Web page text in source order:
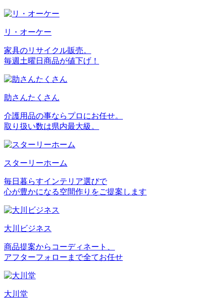
リ・オーケー
家具のリサイクル販売。
毎週土曜日商品が値下げ！
助さんたくさん
介護用品の事ならプロにお任せ。
取り扱い数は県内最大級。
スターリーホーム
毎日暮らすインテリア選びで
心が豊かになる空間作りをご提案します
大川ビジネス
商品提案からコーディネート、
アフターフォローまで全てお任せ
大川堂